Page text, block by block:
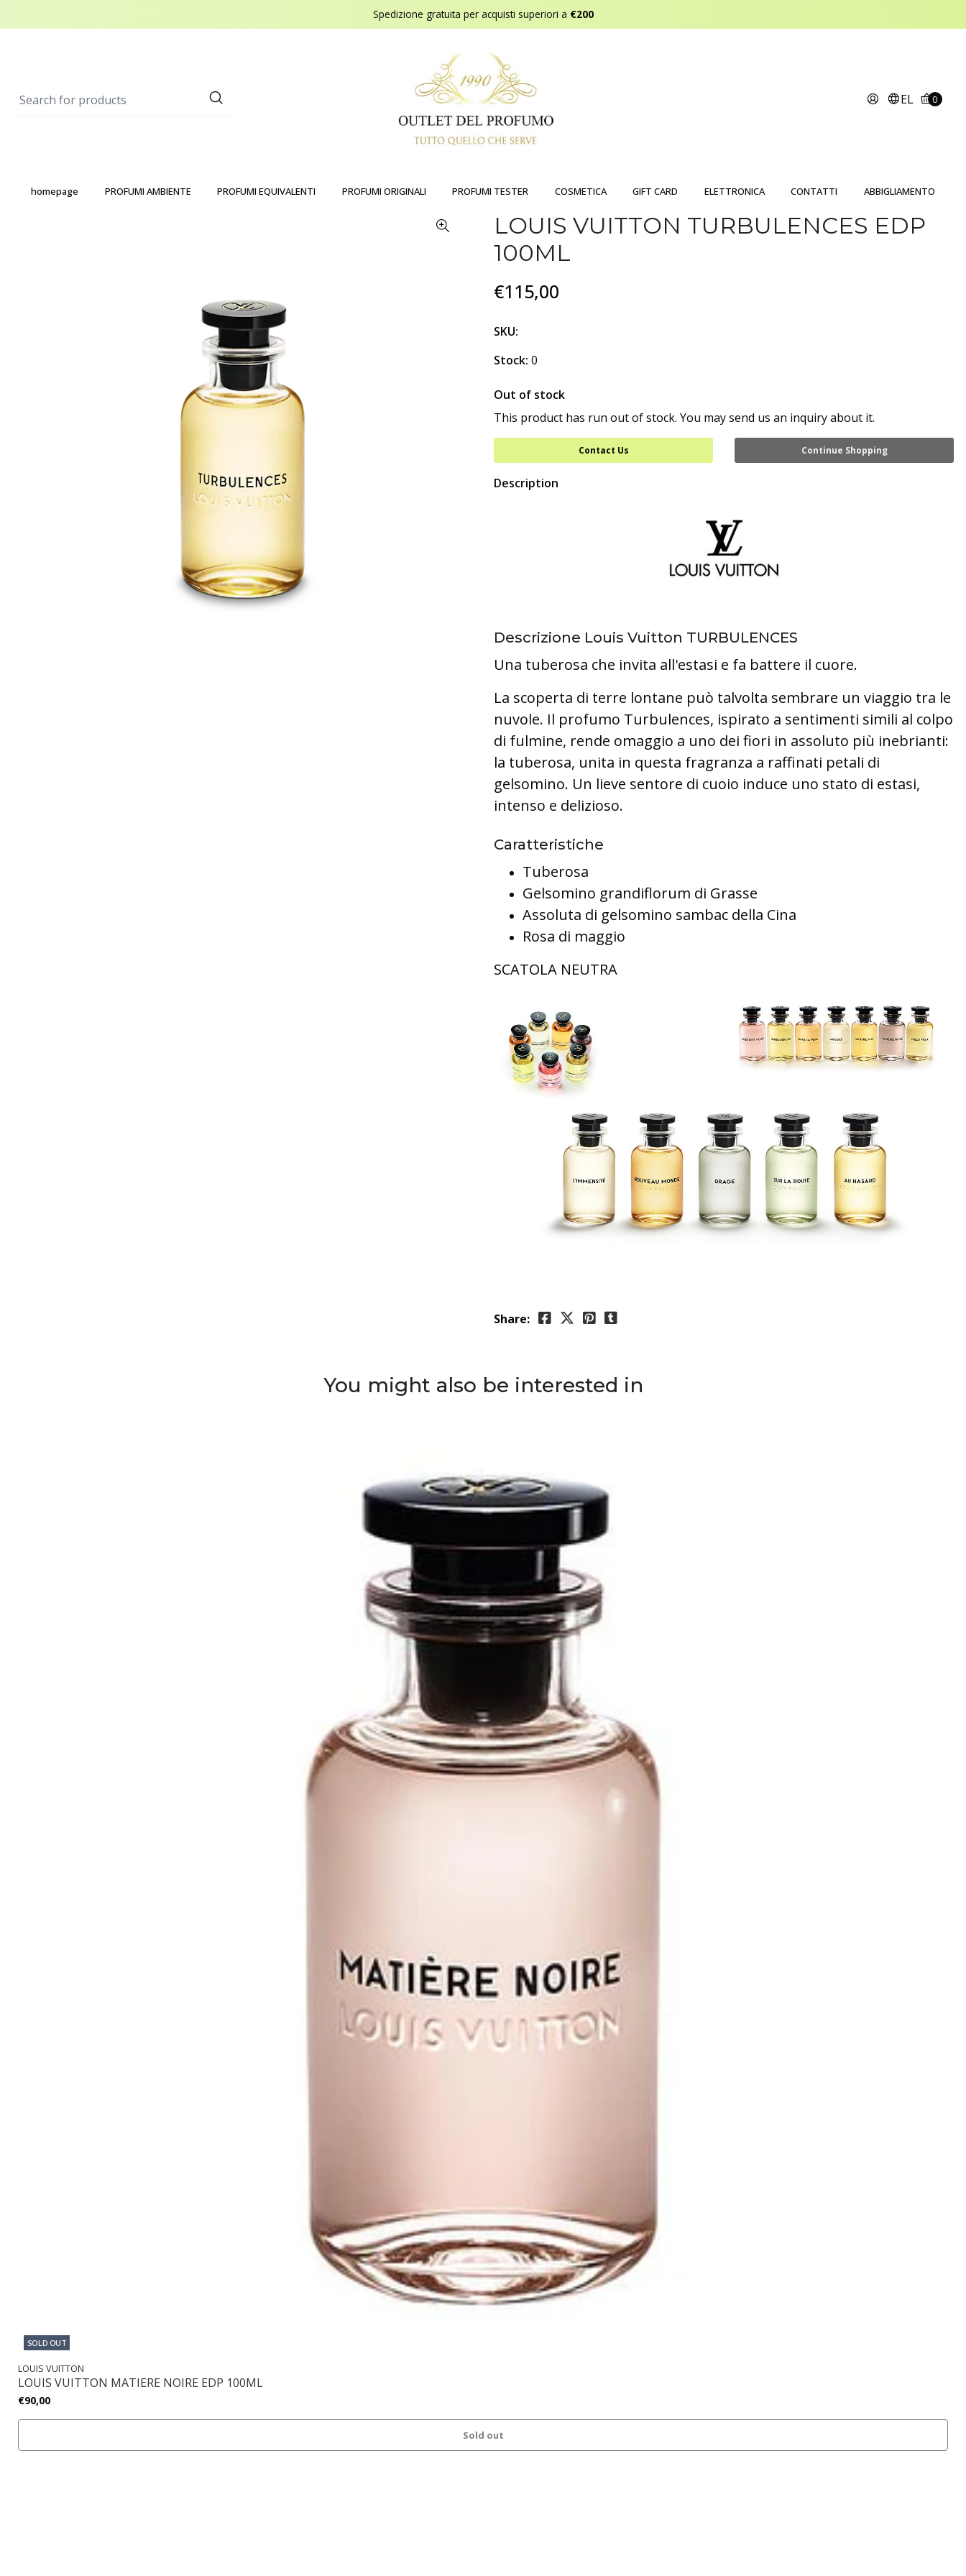
Spedizione gratuita per acquisti superiori a €200
EL 0
homepage PROFUMI AMBIENTE PROFUMI EQUIVALENTI PROFUMI ORIGINALI PROFUMI TESTER COSMETICA GIFT CARD ELETTRONICA CONTATTI ABBIGLIAMENTO
LOUIS VUITTON TURBULENCES EDP
100ML
€115,00
SKU:
Stock: 0
Out of stock
This product has run out of stock. You may send us an inquiry about it.
Contact Us Continue Shopping
Description
Descrizione Louis Vuitton TURBULENCES
Una tuberosa che invita all'estasi e fa battere il cuore.
La scoperta di terre lontane può talvolta sembrare un viaggio tra le
nuvole. Il profumo Turbulences, ispirato a sentimenti simili al colpo
di fulmine, rende omaggio a uno dei fiori in assoluto più inebrianti:
la tuberosa, unita in questa fragranza a raffinati petali di
gelsomino. Un lieve sentore di cuoio induce uno stato di estasi,
intenso e delizioso.
Caratteristiche
Tuberosa
Gelsomino grandiflorum di Grasse
Assoluta di gelsomino sambac della Cina
Rosa di maggio
SCATOLA NEUTRA
Share:
You might also be interested in
SOLD OUT
LOUIS VUITTON
LOUIS VUITTON MATIERE NOIRE EDP 100ML
€90,00
Sold out